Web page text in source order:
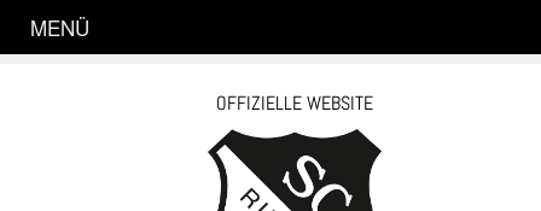
OFFIZIELLE WEBSITE
MENÜ